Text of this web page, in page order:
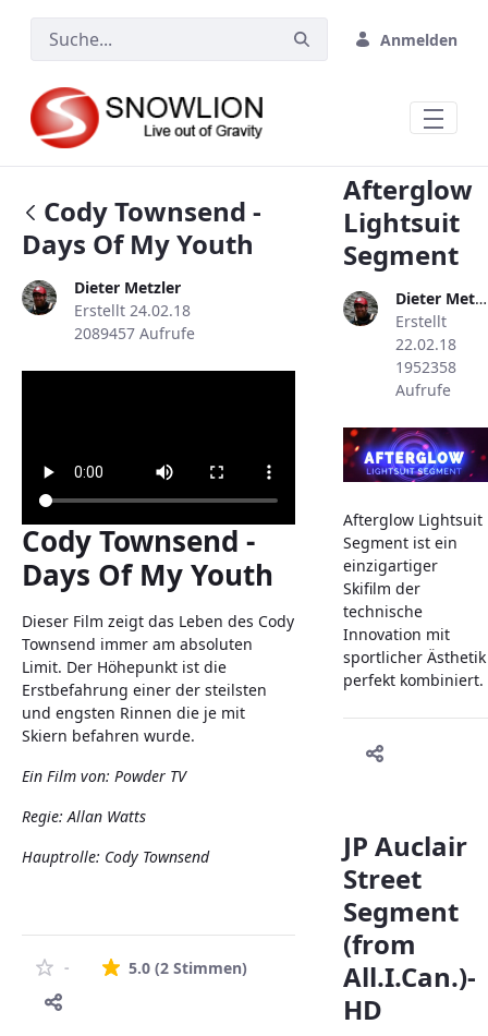
Zum Hauptinhalt springen
Anmelden
Cody Townsend -
Days Of My Youth
Dieter Metzler
Erstellt 24.02.18
2089457 Aufrufe
Cody Townsend -
Days Of My Youth
Dieser Film zeigt das Leben des Cody
Townsend immer am absoluten
Limit. Der Höhepunkt ist die
Erstbefahrung einer der steilsten
und engsten Rinnen die je mit
Skiern befahren wurde.
Ein Film von: Powder TV
Regie: Allan Watts
Hauptrolle: Cody Townsend
- 5.0 (2 Stimmen) Die durchschnittliche
Afterglow
Lightsuit
Segment
Dieter Metzler
Erstellt
22.02.18
1952358
Aufrufe
Afterglow Lightsuit
Segment ist ein
einzigartiger
Skifilm der
technische
Innovation mit
sportlicher Ästhetik
perfekt kombiniert.
JP Auclair
Street
Segment
(from
All.I.Can.)-
HD